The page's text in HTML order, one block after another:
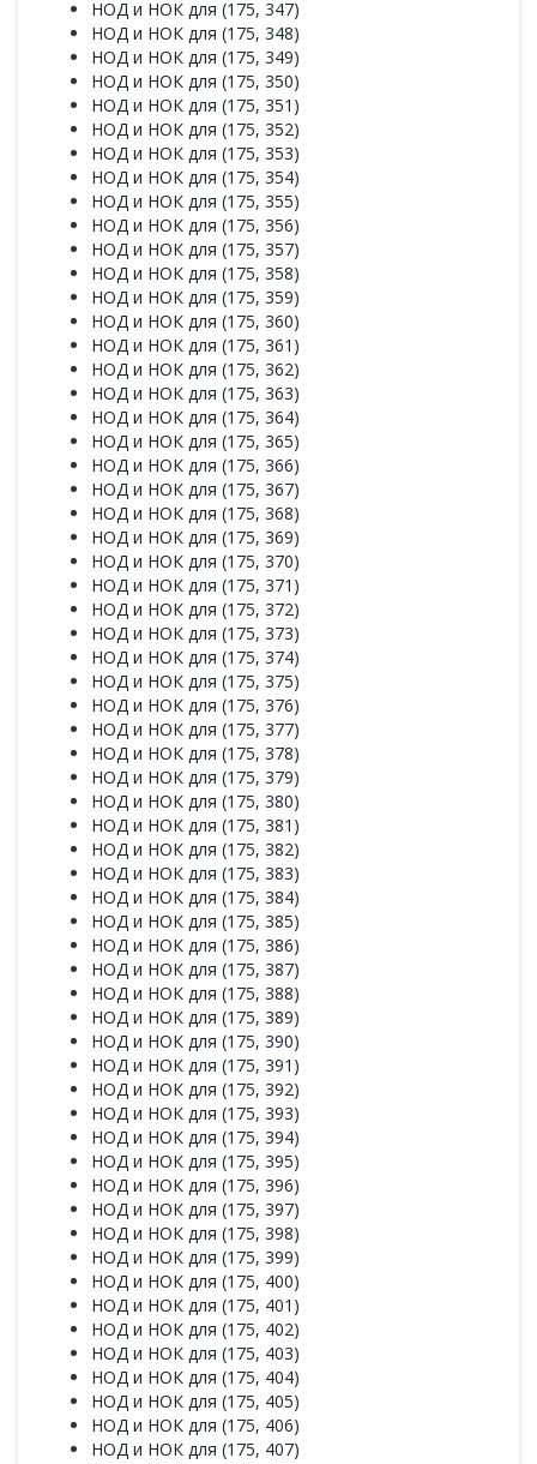
НОД и НОК для (175, 347)
НОД и НОК для (175, 348)
НОД и НОК для (175, 349)
НОД и НОК для (175, 350)
НОД и НОК для (175, 351)
НОД и НОК для (175, 352)
НОД и НОК для (175, 353)
НОД и НОК для (175, 354)
НОД и НОК для (175, 355)
НОД и НОК для (175, 356)
НОД и НОК для (175, 357)
НОД и НОК для (175, 358)
НОД и НОК для (175, 359)
НОД и НОК для (175, 360)
НОД и НОК для (175, 361)
НОД и НОК для (175, 362)
НОД и НОК для (175, 363)
НОД и НОК для (175, 364)
НОД и НОК для (175, 365)
НОД и НОК для (175, 366)
НОД и НОК для (175, 367)
НОД и НОК для (175, 368)
НОД и НОК для (175, 369)
НОД и НОК для (175, 370)
НОД и НОК для (175, 371)
НОД и НОК для (175, 372)
НОД и НОК для (175, 373)
НОД и НОК для (175, 374)
НОД и НОК для (175, 375)
НОД и НОК для (175, 376)
НОД и НОК для (175, 377)
НОД и НОК для (175, 378)
НОД и НОК для (175, 379)
НОД и НОК для (175, 380)
НОД и НОК для (175, 381)
НОД и НОК для (175, 382)
НОД и НОК для (175, 383)
НОД и НОК для (175, 384)
НОД и НОК для (175, 385)
НОД и НОК для (175, 386)
НОД и НОК для (175, 387)
НОД и НОК для (175, 388)
НОД и НОК для (175, 389)
НОД и НОК для (175, 390)
НОД и НОК для (175, 391)
НОД и НОК для (175, 392)
НОД и НОК для (175, 393)
НОД и НОК для (175, 394)
НОД и НОК для (175, 395)
НОД и НОК для (175, 396)
НОД и НОК для (175, 397)
НОД и НОК для (175, 398)
НОД и НОК для (175, 399)
НОД и НОК для (175, 400)
НОД и НОК для (175, 401)
НОД и НОК для (175, 402)
НОД и НОК для (175, 403)
НОД и НОК для (175, 404)
НОД и НОК для (175, 405)
НОД и НОК для (175, 406)
НОД и НОК для (175, 407)